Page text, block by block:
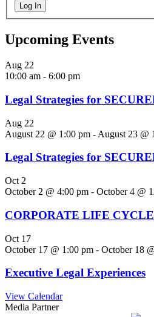
Log In
Upcoming Events
Aug 22
10:00 am - 6:00 pm
Legal Strategies for
Aug 22
August 22 @ 1:00 pm - August 23 @
Legal Strategies for
Oct 2
October 2 @ 4:00 pm - October 4 @
CORPORATE LIFE
Oct 17
October 17 @ 1:00 pm - October 18
Executive Legal Experiences
View Calendar
Media Partner